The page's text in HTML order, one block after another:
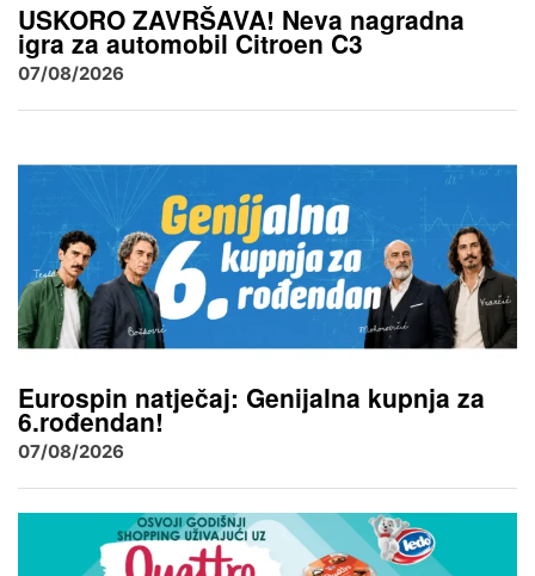
USKORO ZAVRŠAVA! Neva nagradna
igra za automobil Citroen C3
07/08/2026
Eurospin natječaj: Genijalna kupnja za
6.rođendan!
07/08/2026